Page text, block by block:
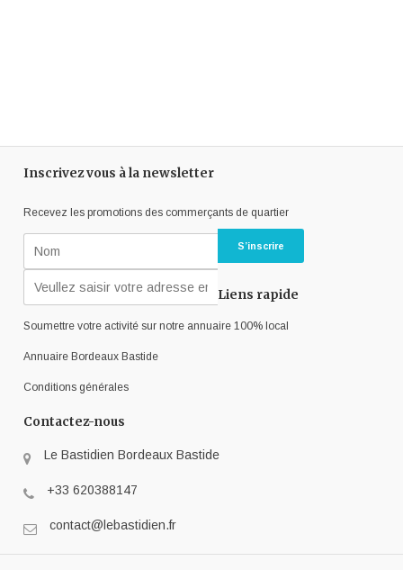
Inscrivez vous à la newsletter
Recevez les promotions des commerçants de quartier
Liens rapide
Soumettre votre activité sur notre annuaire 100% local
Annuaire Bordeaux Bastide
Conditions générales
Contactez-nous
Le Bastidien Bordeaux Bastide
+33 620388147
contact@lebastidien.fr